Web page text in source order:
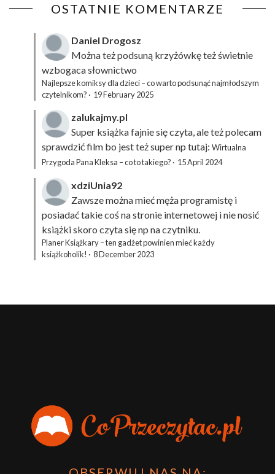
OSTATNIE KOMENTARZE
Daniel Drogosz
Można też podsuną krzyżówkęteż świetnie
wzbogaca słownictwo
Najlepsze komiksy dla dzieci – co warto podsunąć najmłodszym
czytelnikom? · 19 February 2025
zalukajmy.pl
Super książka fajnie się czyta, ale też polecam
sprawdzić film bo jest też super np tutaj: Wirtualna
Przygoda Pana Kleksa – co to takiego? · 15 April 2024
xdziUnia92
Zawsze można mieć męża programistę i
posiadać takie coś na stronie internetowej i nie nosić
książki skoro czyta się np na czytniku.
Planer Książkary – ten gadżet powinien mieć każdy
książkoholik! · 8 December 2023